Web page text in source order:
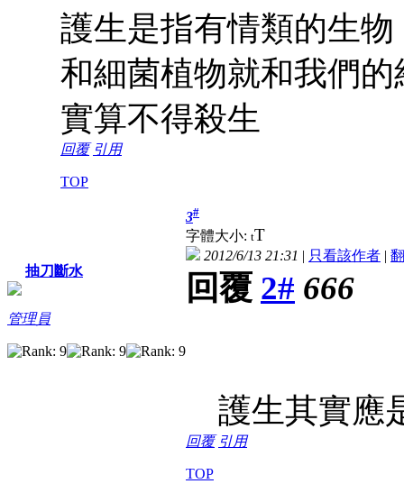
護生是指有情類的生
和細菌植物就和我們
實算不得殺生
回覆 引用
TOP
抽刀斷水
管理員
3#
字體大小: tT
2012/6/13 21:31 | 只看該作者 |
回覆 2# 666
護生其實應
回覆 引用
TOP